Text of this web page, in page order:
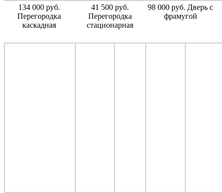
134 000 руб.
Перегородка
каскадная
41 500 руб.
Перегородка
стационарная
98 000 руб. Дверь с
фрамугой